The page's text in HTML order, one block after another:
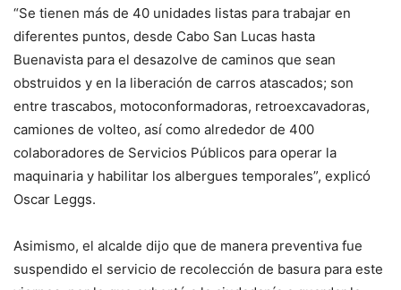
“Se tienen más de 40 unidades listas para trabajar en
diferentes puntos, desde Cabo San Lucas hasta
Buenavista para el desazolve de caminos que sean
obstruidos y en la liberación de carros atascados; son
entre trascabos, motoconformadoras, retroexcavadoras,
camiones de volteo, así como alrededor de 400
colaboradores de Servicios Públicos para operar la
maquinaria y habilitar los albergues temporales”, explicó
Oscar Leggs.
Asimismo, el alcalde dijo que de manera preventiva fue
suspendido el servicio de recolección de basura para este